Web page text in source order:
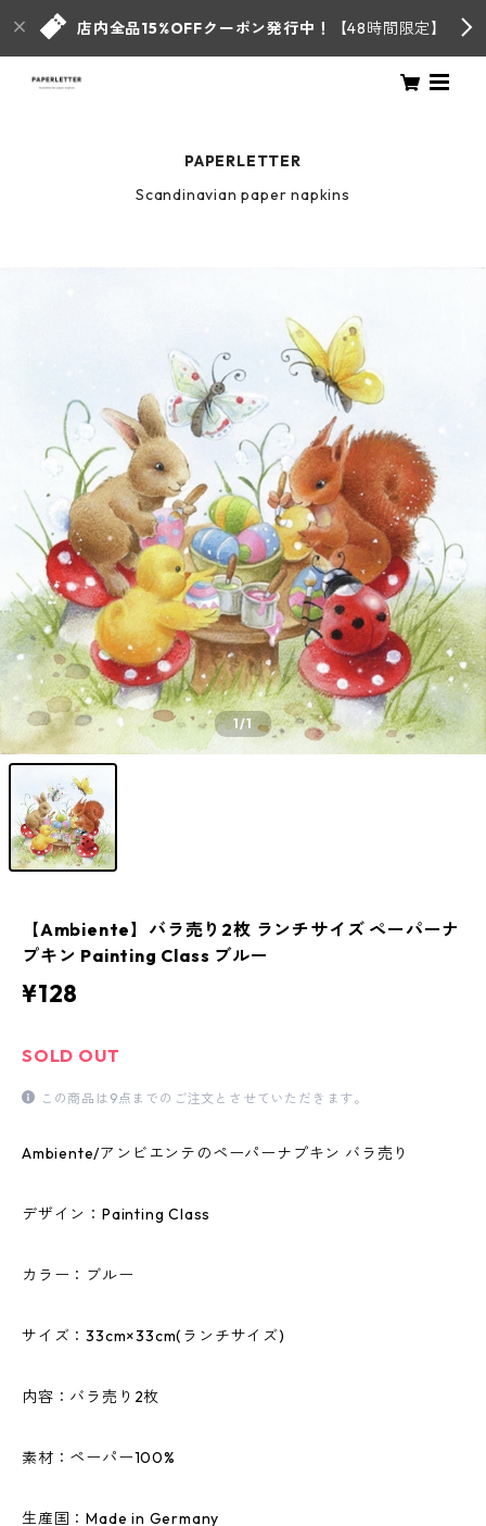
店内全品15%OFFクーポン発行中！ 【48時間限定】
PAPERLETTER
Scandinavian paper napkins
1/1
【Ambiente】バラ売り2枚 ランチサイズ ペーパーナ
プキン Painting Class ブルー
¥128
SOLD OUT
この商品は9点までのご注文とさせていただきます。
Ambiente/アンビエンテのペーパーナプキン バラ売り
デザイン：Painting Class
カラー：ブルー
サイズ：33cm×33cm(ランチサイズ)
内容：バラ売り2枚
素材：ペーパー100%
生産国：Made in Germany